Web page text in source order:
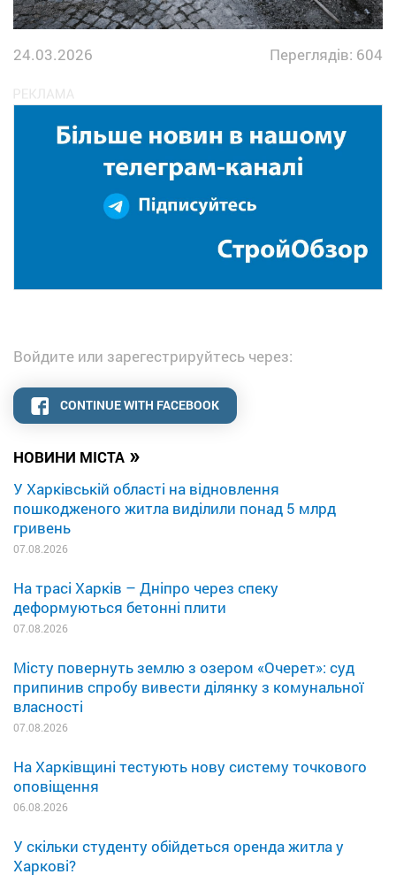
НОВИНИ МІСТА »
У Харківській області на відновлення
пошкодженого житла виділили понад 5 млрд
гривень
07.08.2026
На трасі Харків – Дніпро через спеку
деформуються бетонні плити
07.08.2026
Місту повернуть землю з озером «Очерет»: суд
припинив спробу вивести ділянку з комунальної
власності
07.08.2026
На Харківщині тестують нову систему точкового
оповіщення
06.08.2026
У скільки студенту обійдеться оренда житла у
Харкові?
24.03.2026 Переглядів: 604
Войдите или зарегестрируйтесь через:
CONTINUE WITH FACEBOOK